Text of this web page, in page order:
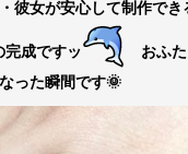
彼女が安心して制作でき
成ですッ
おふた
った瞬間です🌞